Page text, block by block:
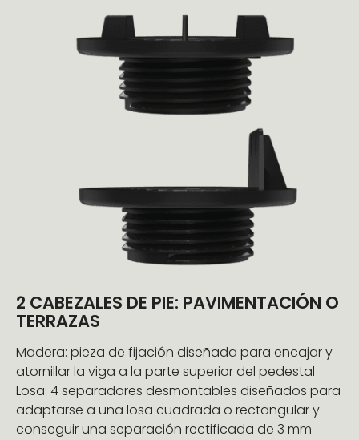
2 CABEZALES DE PIE: PAVIMENTACIÓN O
TERRAZAS
Madera: pieza de fijación diseñada para encajar y
atornillar la viga a la parte superior del pedestal
Losa: 4 separadores desmontables diseñados para
adaptarse a una losa cuadrada o rectangular y
conseguir una separación rectificada de 3 mm